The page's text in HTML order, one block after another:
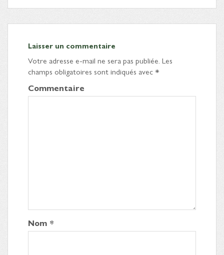
Laisser un commentaire
Votre adresse e-mail ne sera pas publiée. Les
champs obligatoires sont indiqués avec*
Commentaire
Nom *